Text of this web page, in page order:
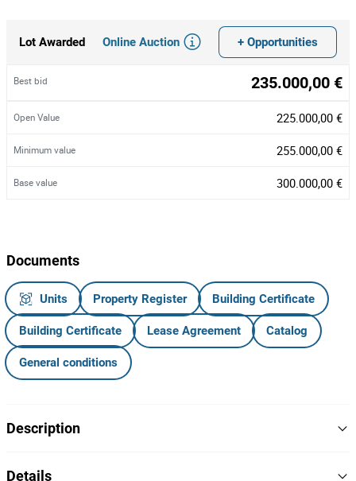
Lot Awarded Online Auction + Opportunities
Best bid 235.000,00 €
Open Value 225.000,00 €
Minimum value 255.000,00 €
Base value 300.000,00 €
Documents
Units Property Register Building Certificate
Building Certificate Lease Agreement Catalog
General conditions
Description
Details